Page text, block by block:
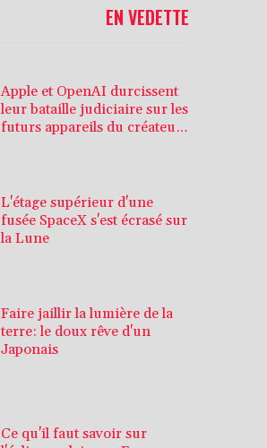
EN VEDETTE
Apple et OpenAI durcissent
leur bataille judiciaire sur les
futurs appareils du créateur
L'étage supérieur d'une
fusée SpaceX s'est écrasé sur
la Lune
Faire jaillir la lumière de la
terre: le doux rêve d'un
Japonais
Ce qu'il faut savoir sur